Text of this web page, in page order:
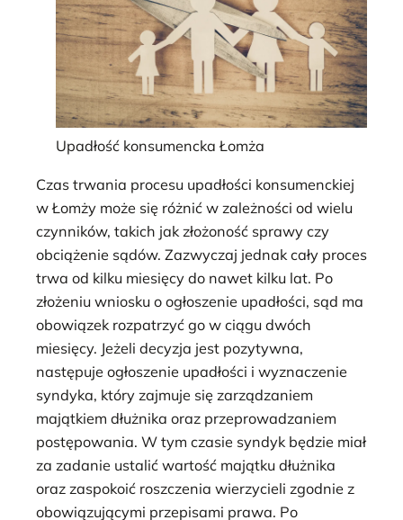
Upadłość konsumencka Łomża
Czas trwania procesu upadłości konsumenckiej
w Łomży może się różnić w zależności od wielu
czynników, takich jak złożoność sprawy czy
obciążenie sądów. Zazwyczaj jednak cały proces
trwa od kilku miesięcy do nawet kilku lat. Po
złożeniu wniosku o ogłoszenie upadłości, sąd ma
obowiązek rozpatrzyć go w ciągu dwóch
miesięcy. Jeżeli decyzja jest pozytywna,
następuje ogłoszenie upadłości i wyznaczenie
syndyka, który zajmuje się zarządzaniem
majątkiem dłużnika oraz przeprowadzaniem
postępowania. W tym czasie syndyk będzie miał
za zadanie ustalić wartość majątku dłużnika
oraz zaspokoić roszczenia wierzycieli zgodnie z
obowiązującymi przepisami prawa. Po